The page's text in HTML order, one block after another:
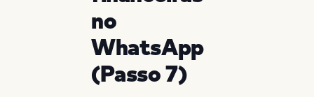
no
WhatsApp
(Passo 7)